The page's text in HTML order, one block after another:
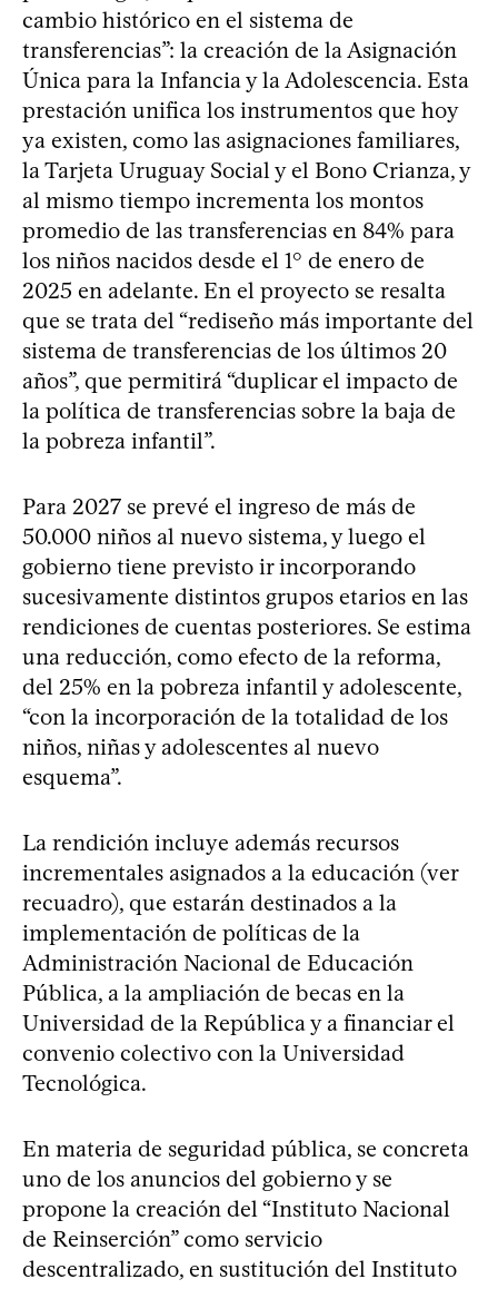
cambio histórico en el sistema de
transferencias”: la creación de la Asignación
Única para la Infancia y la Adolescencia. Esta
prestación unifica los instrumentos que hoy
ya existen, como las asignaciones familiares,
la Tarjeta Uruguay Social y el Bono Crianza, y
al mismo tiempo incrementa los montos
promedio de las transferencias en 84% para
los niños nacidos desde el 1° de enero de
2025 en adelante. En el proyecto se resalta
que se trata del “rediseño más importante del
sistema de transferencias de los últimos 20
años”, que permitirá “duplicar el impacto de
la política de transferencias sobre la baja de
la pobreza infantil”.
Para 2027 se prevé el ingreso de más de
50.000 niños al nuevo sistema, y luego el
gobierno tiene previsto ir incorporando
sucesivamente distintos grupos etarios en las
rendiciones de cuentas posteriores. Se estima
una reducción, como efecto de la reforma,
del 25% en la pobreza infantil y adolescente,
“con la incorporación de la totalidad de los
niños, niñas y adolescentes al nuevo
esquema”.
La rendición incluye además recursos
incrementales asignados a la educación (ver
recuadro), que estarán destinados a la
implementación de políticas de la
Administración Nacional de Educación
Pública, a la ampliación de becas en la
Universidad de la República y a financiar el
convenio colectivo con la Universidad
Tecnológica.
En materia de seguridad pública, se concreta
uno de los anuncios del gobierno y se
propone la creación del “Instituto Nacional
de Reinserción” como servicio
descentralizado, en sustitución del Instituto